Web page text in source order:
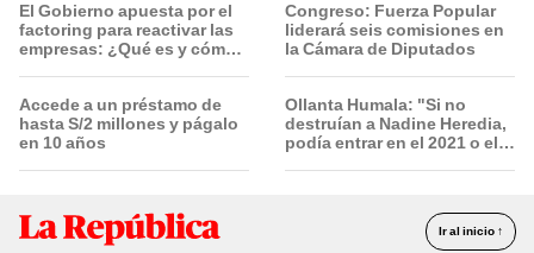
El Gobierno apuesta por el
factoring para reactivar las
empresas: ¿Qué es y cómo
Accede a un préstamo de
hasta S/2 millones y págalo
en 10 años
Congreso: Fuerza Popular
liderará seis comisiones en
la Cámara de Diputados
Ollanta Humala: "Si no
destruían a Nadine Heredia,
podía entrar en el 2021 o el
Ir al inicio ↑